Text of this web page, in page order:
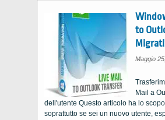
to
Maggio
Mail a
dell'utente Questo articolo ha lo
soprattutto se sei un nuovo utente,